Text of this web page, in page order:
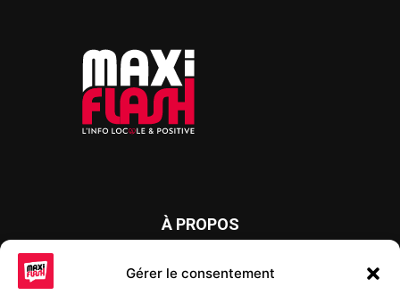
Gérer le consentement
À PROPOS
Maxi Flash est un journal d’informations locales distribué
chaque semaine sur trois éditions : en Alsace du Nord depuis